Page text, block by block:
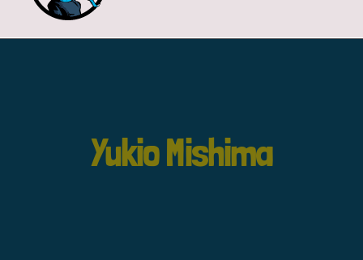
Yukio Mishima